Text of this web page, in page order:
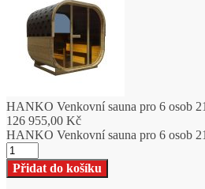
HANKO Venkovní sauna pro 6 osob
126 955,00 Kč
HANKO Venkovní sauna pro 6 osob
Přidat do košíku